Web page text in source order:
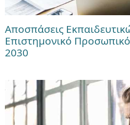
Αποσπάσεις
Επιστημονικό
2030